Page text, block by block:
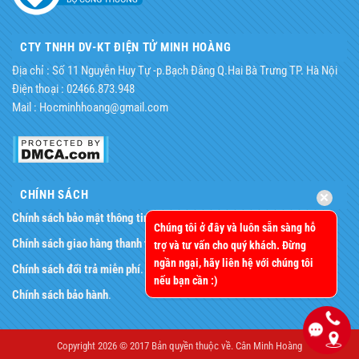
CTY TNHH DV-KT ĐIỆN TỬ MINH HOÀNG
Địa chỉ : Số 11 Nguyễn Huy Tự -p.Bạch Đằng Q.Hai Bà Trưng TP. Hà Nội
Điện thoại : 02466.873.948
Mail : Hocminhhoang@gmail.com
CHÍNH SÁCH
Chính sách bảo mật thông tin
Chính sách giao hàng thanh toán.
Chính sách đổi trả miễn phí.
Chính sách bảo hành.
Copyright 2026 © 2017 Bản quyền thuộc về. Cân Minh Hoàng
Chúng tôi ở đây và luôn sẵn sàng hỗ
trợ và tư vấn cho quý khách. Đừng
ngần ngại, hãy liên hệ với chúng tôi
nếu bạn cần :)